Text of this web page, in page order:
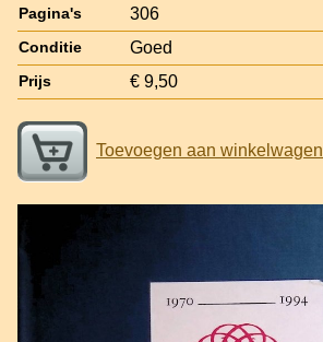
Pagina's 306
Conditie Goed
Prijs € 9,50
Toevoegen aan winkelwagen